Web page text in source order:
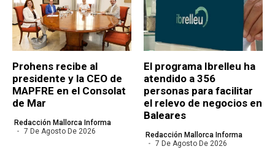
Prohens recibe al
presidente y la CEO de
MAPFRE en el Consolat
de Mar
Redacción Mallorca Informa
7 De Agosto De 2026
El programa Ibrelleu ha
atendido a 356
personas para facilitar
el relevo de negocios en
Baleares
Redacción Mallorca Informa
7 De Agosto De 2026